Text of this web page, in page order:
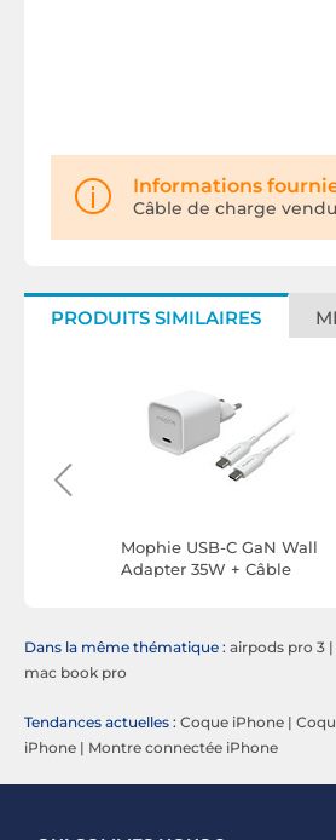
Informations
Câble de charge
PRODUITS SIMILAIRES
Mophie USB-C GaN Wall
Adapter 35W + Câble
Dans la même thématique : airpods pro 3 |
mac book pro
Tendances actuelles : Coque iPhone |
iPhone | Montre connectée iPhone